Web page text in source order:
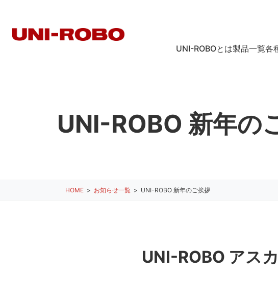
UNI-ROBOとは製品一覧各
UNI-ROBO 新年の
HOME お知らせ一覧 UNI-ROBO 新年のご挨拶
UNI-ROBO アス